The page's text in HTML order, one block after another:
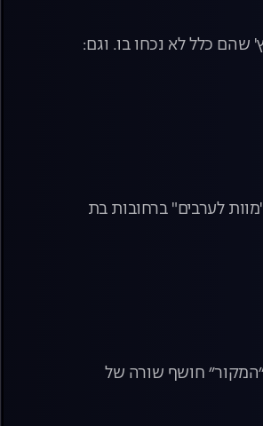
שהם כלל לא נכחו בו. וגם:
לערבים" ברחובות בת
״המקור״ חושף שורה של